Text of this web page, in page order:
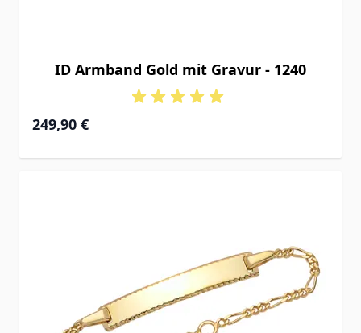
ID Armband Gold mit Gravur - 1240
Ab
249,90 €